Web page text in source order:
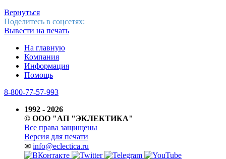
Вернуться
Поделитесь в соцсетях:
Вывести на печать
На главную
Компания
Информация
Помощь
8-800-77-57-993
1992 - 2026
© ООО "АП "ЭКЛЕКТИКА"
Все права защищены
Версия для печати
✉ info@eclectica.ru